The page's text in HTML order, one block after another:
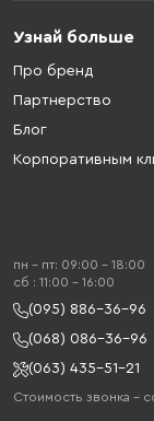
Узнай больше
Про бренд
Партнерство
Блог
Корпоративным
пн - пт: 09:00 - 18:00
cб : 11:00 - 16:00
(095) 886-36-96
(068) 086-36-96
(063) 435-51-21
Стоимость звонка –